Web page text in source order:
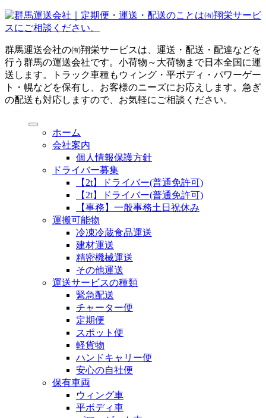
群馬運送会社の㈲翔栄サービスは、運送・配送・配達などを
行う群馬の運送会社です。小荷物～大荷物まで日本全国に運
送します。トラック車種もウィング・平ボディ・パワーゲー
ト・幌などを保有し、お客様のニーズにお応えします。急ぎ
の配送も対応しますので、お気軽にご相談ください。
ホーム
会社案内
個人情報保護方針
ドライバー募集
【2t】ドライバー(普通免許可)
【2t】ドライバー(普通免許可)
【事務】一般事務土日祝休み
運搬可能物
冷凍冷蔵食品運送
建材運送
精密機械運送
その他運送
運送サービスの種類
緊急配送
チャーター便
定期便
スポット便
軽貨物
ハンドキャリー便
安心の自社便
保有車両
ウィング車
平ボディ車